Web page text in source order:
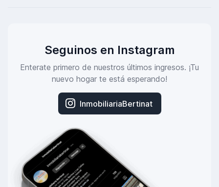
Seguinos en Instagram
Enterate primero de nuestros últimos ingresos. ¡Tu
nuevo hogar te está esperando!
InmobiliariaBertinat